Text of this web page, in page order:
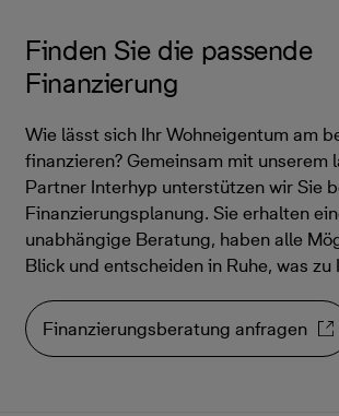
Finden Sie die passende
Finanzierung
Wie lässt sich Ihr Wohneigentum am
finanzieren? Gemeinsam mit unserem
Partner Interhyp unterstützen wir Sie
Finanzierungsplanung. Sie erhalten
unabhängige Beratung, haben alle
Blick und entscheiden in Ruhe, was zu
Finanzierungsberatung anfragen